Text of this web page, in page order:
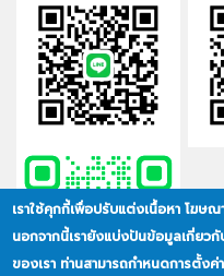
เราใช้คุกกี้เพื่อปรับแต่งเนื้อหา โฆษณ
นอกจากนี้เรายังแบ่งปันข้อมูลเกี่ยว
ของเรา ท่านสามารถกำหนดการตั้ง